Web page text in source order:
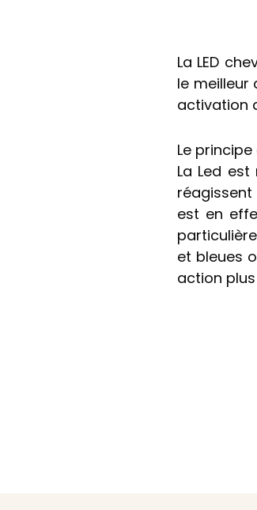
La LED
le meilleur
activation
Le
La Led
est en
et bleues
action